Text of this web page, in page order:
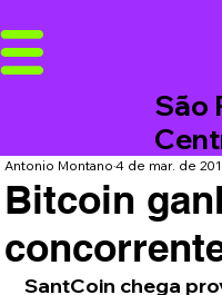
São
Bitcoin
Antonio Montano4 de mar. de
SantCoin chega